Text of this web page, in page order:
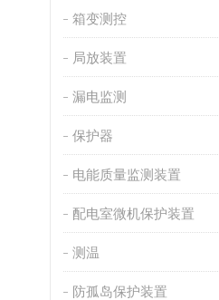
箱变测控
局放装置
漏电监测
保护器
电能质量监测装置
配电室微机保护装置
测温
防孤岛保护装置